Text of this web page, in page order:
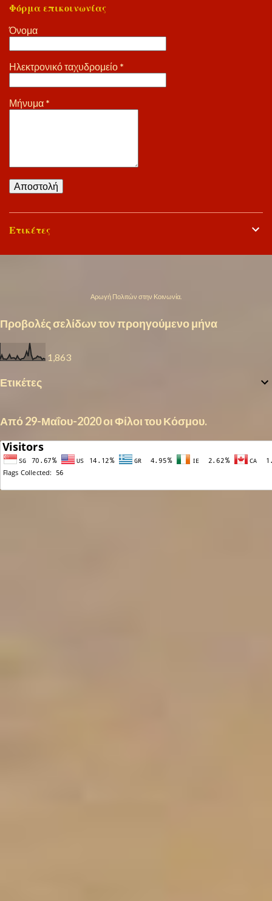
Φόρμα επικοινωνίας
Όνομα
Ηλεκτρονικό ταχυδρομείο *
Μήνυμα *
Ετικέτες
Αρωγή Πολιτών στην Κοινωνία.
Προβολές σελίδων τον προηγούμενο μήνα
1,863
Ετικέτες
Από 29-Μαΐου-2020 οι Φίλοι του Κόσμου.